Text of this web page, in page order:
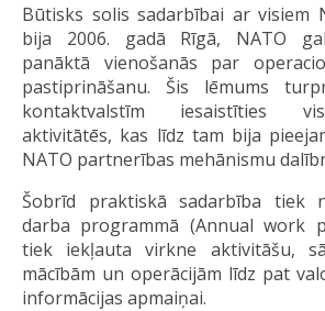
Būtisks solis sadarbībai ar visiem
bija 2006. gadā Rīgā, NATO
panāktā vienošanās par
pastiprināšanu. Šis lēmums
kontaktvalstīm iesaistīties
aktivitātēs, kas līdz tam bija
NATO partnerības mehānismu
Šobrīd praktiskā sadarbība tiek
darba programmā (Annual work
tiek iekļauta virkne aktivitāšu,
mācībām un operācijām līdz pat
informācijas apmaiņai.